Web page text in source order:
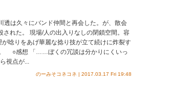
は久々にバンド仲間と再会した。が、散会
れた。 現場/人の出入りなしの閉鎖空間。容
唸りをあげ華麗な捻り技が立て続けに炸裂す
。 ○感想 「……ぼくの冗談は分かりにくいっ
視点が...
のーみそコネコネ | 2017.03.17 Fri 19:48